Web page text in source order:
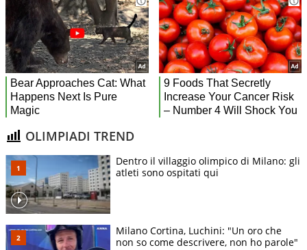
OLIMPIADI TREND
Dentro il villaggio olimpico di Milano: gli
atleti sono ospitati qui
Milano Cortina, Luchini: "Un oro che
non so come descrivere, non ho parole"